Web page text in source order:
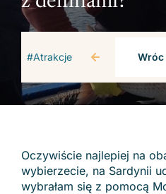
#Atrakcje
Oczywiście najlepiej na
wybierzecie, na Sardynii
wybrałam się z pomocą